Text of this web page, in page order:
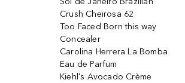
Crush Cheirosa 62
Too Faced Born this way
Concealer
Carolina Herrera La Bomba
Eau de Parfum
Kiehl's Avocado Crème